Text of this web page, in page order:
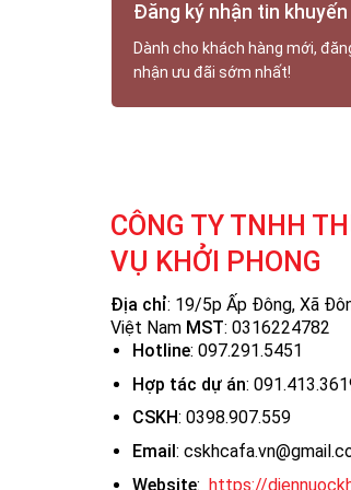
Đăng ký nhận tin
Dành cho khách hàng mới,
nhận ưu đãi sớm nhất!
CÔNG TY TNHH
VỤ KHỞI PHONG
Địa chỉ: 19/5p Ấp Đông, Xã
Việt Nam MST: 0316224782
Hotline: 097.291.5451
Hợp tác dự án:
CSKH: 0398.907.559
Email:
Website:https://